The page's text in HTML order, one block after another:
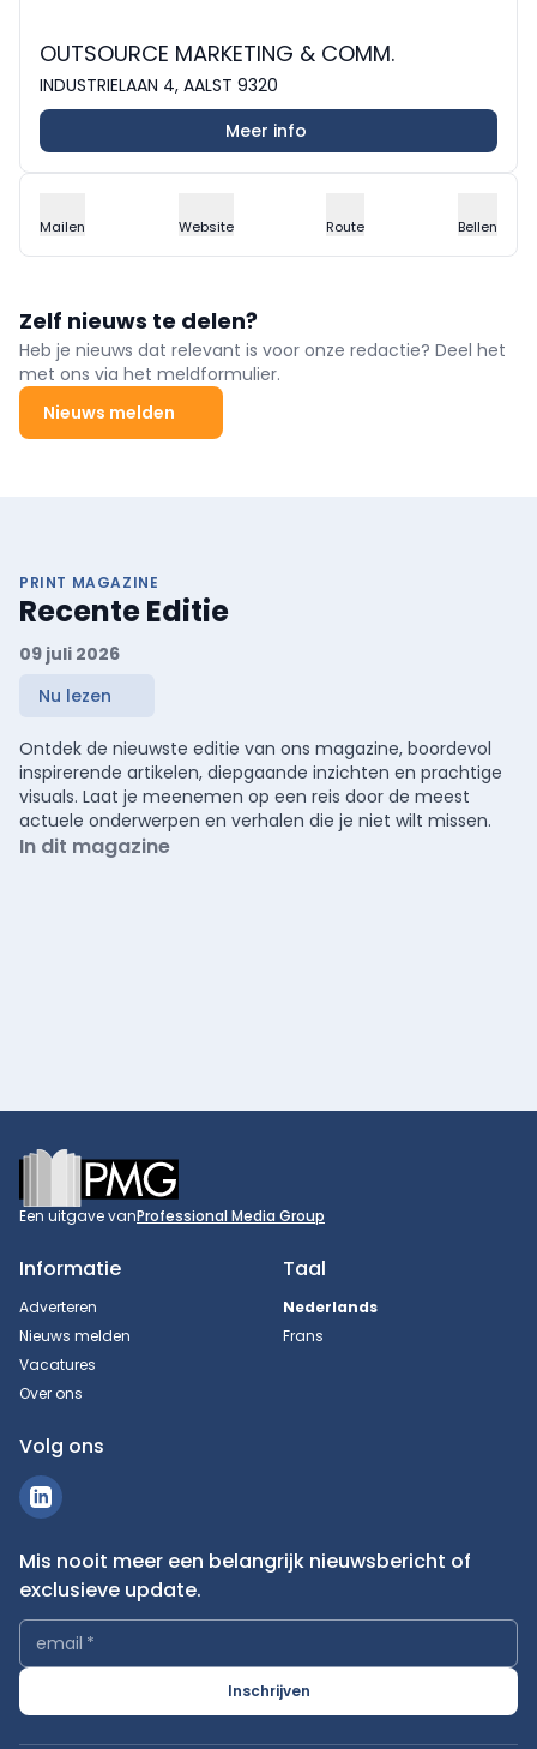
OUTSOURCE MARKETING & COMM.
INDUSTRIELAAN 4, AALST 9320
Meer info
Mailen Website Route Bellen
Zelf nieuws te delen?
Heb je nieuws dat relevant is voor onze redactie? Deel het
met ons via het meldformulier.
Nieuws melden
PRINT MAGAZINE
Recente Editie
09 juli 2026
Nu lezen
Ontdek de nieuwste editie van ons magazine, boordevol
inspirerende artikelen, diepgaande inzichten en prachtige
visuals. Laat je meenemen op een reis door de meest
actuele onderwerpen en verhalen die je niet wilt missen.
In dit magazine
Footer
Een uitgave vanProfessional Media Group
Informatie
Adverteren
Nieuws melden
Vacatures
Over ons
Taal
Nederlands
Frans
Volg ons
Mis nooit meer een belangrijk nieuwsbericht of
exclusieve update.
email *
Inschrijven